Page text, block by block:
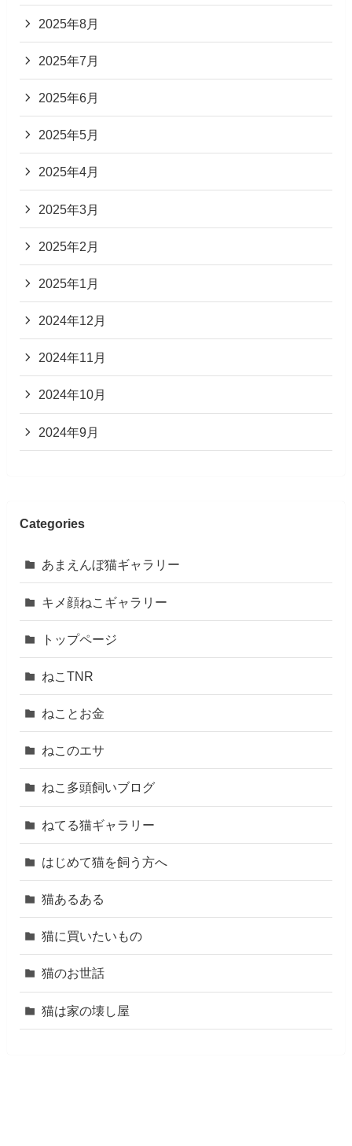
2025年8月
2025年7月
2025年6月
2025年5月
2025年4月
2025年3月
2025年2月
2025年1月
2024年12月
2024年11月
2024年10月
2024年9月
Categories
あまえんぼ猫ギャラリー
キメ顔ねこギャラリー
トップページ
ねこTNR
ねことお金
ねこのエサ
ねこ多頭飼いブログ
ねてる猫ギャラリー
はじめて猫を飼う方へ
猫あるある
猫に買いたいもの
猫のお世話
猫は家の壊し屋